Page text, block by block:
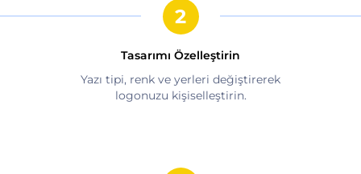
Tasarımı Özelleştirin
Yazı tipi, renk ve yerleri değiştirerek
logonuzu kişiselleştirin.